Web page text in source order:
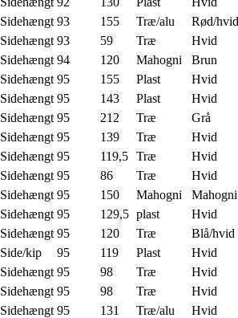
Sidehængt 93 155 Træ/alu
Rød/hvid
Sidehængt 93 59 Træ
Hvid
Sidehængt 94 120 Mahogni
Brun
Sidehængt 95 155 Plast
Hvid
Sidehængt 95 143 Plast
Hvid
Sidehængt 95 212 Træ
Grå
Sidehængt 95 139 Træ
Hvid
Sidehængt 95 119,5 Træ
Hvid
Sidehængt 95 86 Træ
Hvid
Sidehængt 95 150 Mahogni
Mahogni
Sidehængt 95 129,5 plast
Hvid
Sidehængt 95 120 Træ
Blå/hvid
Side/kip 95 119 Plast
Hvid
Sidehængt 95 98 Træ
Hvid
Sidehængt 95 98 Træ
Hvid
Sidehængt 95 131 Træ/alu
Hvid